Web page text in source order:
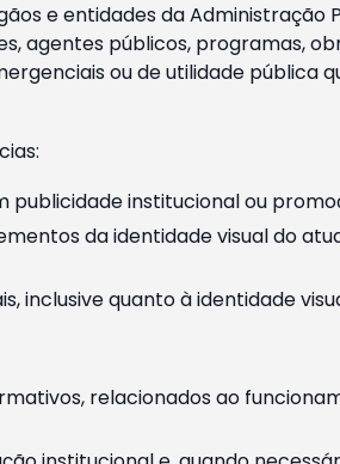
e entidades da Administração
agentes públicos, programas,
ou de utilidade pública
institucional ou
da identidade visual do
inclusive quanto à identidade
relacionados ao